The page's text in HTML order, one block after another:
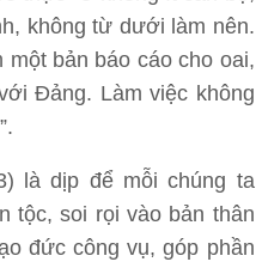
không từ dưới làm nên.
bản báo cáo cho oai,
Đảng. Làm việc không
là dịp để mỗi chúng ta
tộc, soi rọi vào bản thân
đức công vụ, góp phần